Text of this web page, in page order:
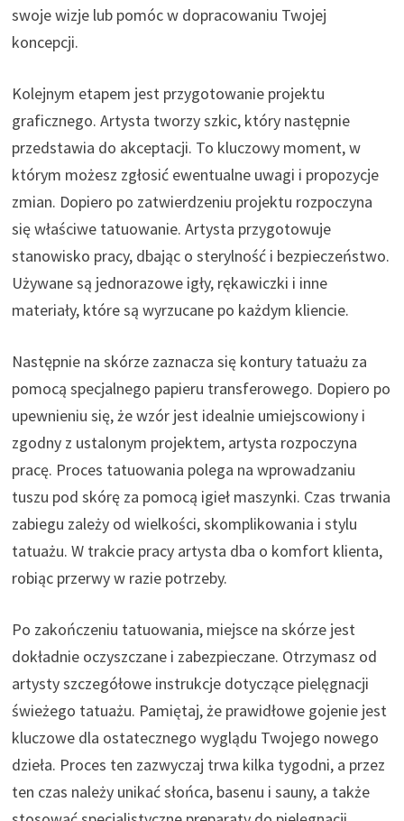
swoje wizje lub pomóc w dopracowaniu Twojej
koncepcji.
Kolejnym etapem jest przygotowanie projektu
graficznego. Artysta tworzy szkic, który następnie
przedstawia do akceptacji. To kluczowy moment, w
którym możesz zgłosić ewentualne uwagi i propozycje
zmian. Dopiero po zatwierdzeniu projektu rozpoczyna
się właściwe tatuowanie. Artysta przygotowuje
stanowisko pracy, dbając o sterylność i bezpieczeństwo.
Używane są jednorazowe igły, rękawiczki i inne
materiały, które są wyrzucane po każdym kliencie.
Następnie na skórze zaznacza się kontury tatuażu za
pomocą specjalnego papieru transferowego. Dopiero po
upewnieniu się, że wzór jest idealnie umiejscowiony i
zgodny z ustalonym projektem, artysta rozpoczyna
pracę. Proces tatuowania polega na wprowadzaniu
tuszu pod skórę za pomocą igieł maszynki. Czas trwania
zabiegu zależy od wielkości, skomplikowania i stylu
tatuażu. W trakcie pracy artysta dba o komfort klienta,
robiąc przerwy w razie potrzeby.
Po zakończeniu tatuowania, miejsce na skórze jest
dokładnie oczyszczane i zabezpieczane. Otrzymasz od
artysty szczegółowe instrukcje dotyczące pielęgnacji
świeżego tatuażu. Pamiętaj, że prawidłowe gojenie jest
kluczowe dla ostatecznego wyglądu Twojego nowego
dzieła. Proces ten zazwyczaj trwa kilka tygodni, a przez
ten czas należy unikać słońca, basenu i sauny, a także